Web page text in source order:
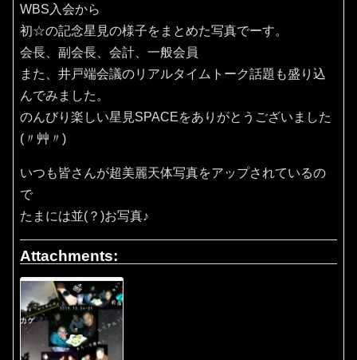
WBS入会から
初☆の記念星見の様子をまとめた写真でーす。
会長、副会長、会計、一般会員
また、井戸端会議のリアルタイムトーク話題も盛り込
んでみました。
のんびり楽しい星見SPACEをありがとうございました
(〃艸〃)
いつも皆さんが超美麗天体写真をアップされているの
で
たまには並(？)お写真♪
Attachments: